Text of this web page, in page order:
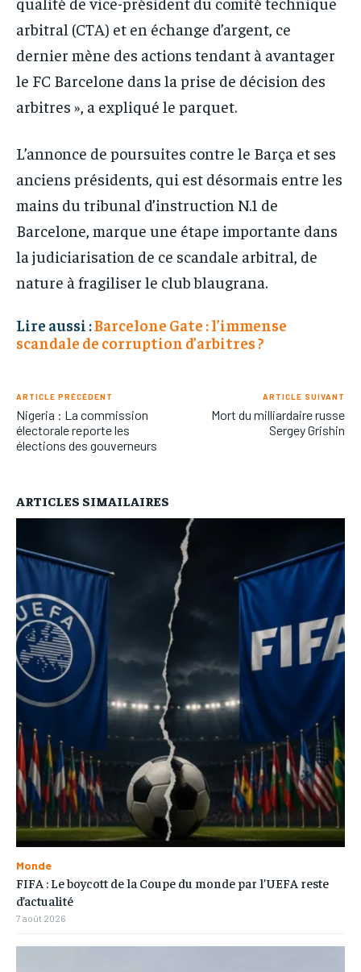
arbitral (CTA) et en échange d’argent, ce
dernier mène des actions tendant à avantager
le FC Barcelone dans la prise de décision des
arbitres », a expliqué le parquet.
L’annonce de poursuites contre le Barça et ses
anciens présidents, qui est désormais entre les
mains du tribunal d’instruction N.1 de
Barcelone, marque une étape importante dans
la judiciarisation de ce scandale arbitral, de
nature à fragiliser le club blaugrana.
Lire aussi :Barcelone Gate : l’immense
scandale de corruption d’arbitres ?
ARTICLE PRÉCÉDENT
Nigeria : La commission
électorale reporte les
élections des gouverneurs
ARTICLE SUIVANT
Mort du milliardaire russe
Sergey Grishin
ARTICLES SIMAILAIRES
Monde
FIFA : Le boycott de la Coupe du monde par l’UEFA reste
d’actualité
7 août 2026